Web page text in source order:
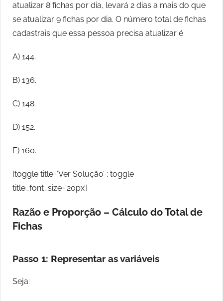
atualizar 8 fichas por dia, levará 2 dias a mais do que
se atualizar 9 fichas por dia. O número total de fichas
cadastrais que essa pessoa precisa atualizar é
A) 144.
B) 136.
C) 148.
D) 152.
E) 160.
[toggle title=’Ver Solução’ ; toggle
title_font_size=’20px’]
Razão e Proporção – Cálculo do Total de
Fichas
Passo 1: Representar as variáveis
Seja: